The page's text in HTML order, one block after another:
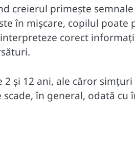
creierul primește
în mișcare, copilul poate
corect
și 12 ani, ale căror
în general, odată cu